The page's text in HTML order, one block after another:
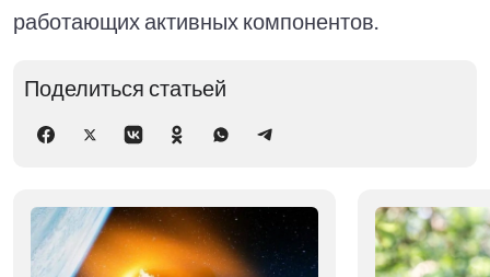
работающих активных компонентов.
Поделиться статьей